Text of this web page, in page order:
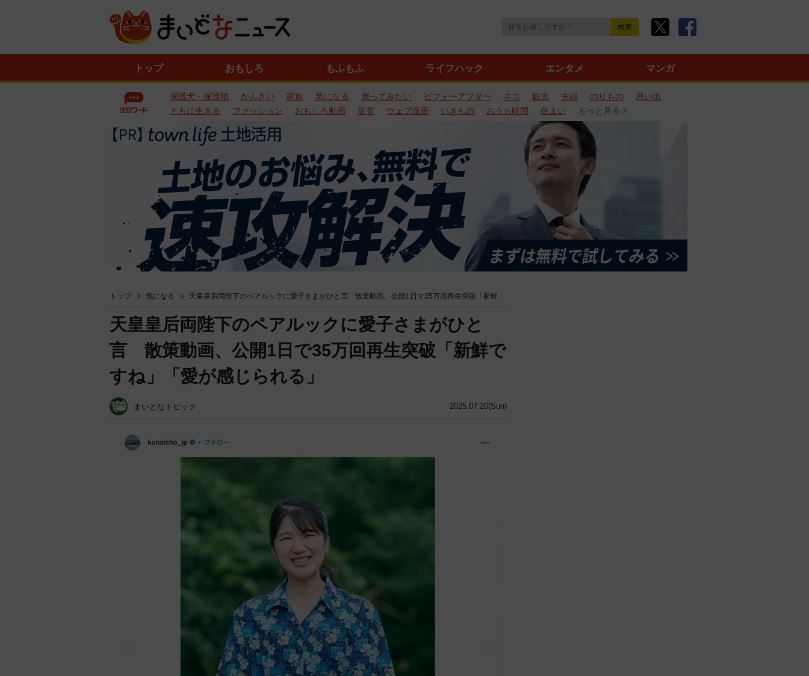
トップ おもしろ もふもふ ライフハック エンタメ マンガ
保護犬・保護猫 かんさい 家族 気になる 買ってみたい ビフォーアフター ネコ 観光 夫婦 のりもの
思い出
ともに生きる
ファッション おもしろ動画 災害 ウェブ漫画 いきもの おうち時間 住まい もっと見る
トップ 気になる 天皇皇后両陛下のペアルックに愛子さまがひと言 散策動画、公開1日で35万回再生突破「新鮮
2025.07.20(Sun)
天皇皇后両陛下のペアルックに愛子さまがひと
言 散策動画、公開1日で35万回再生突破「新鮮で
すね」「愛が感じられる」
まいどなトピック